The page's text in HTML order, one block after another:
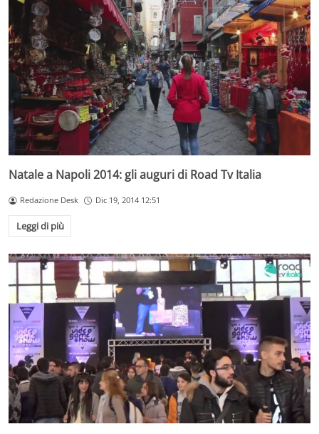
Natale a Napoli 2014: gli auguri di Road Tv Italia
Redazione Desk Dic 19, 2014 12:51
Leggi di più